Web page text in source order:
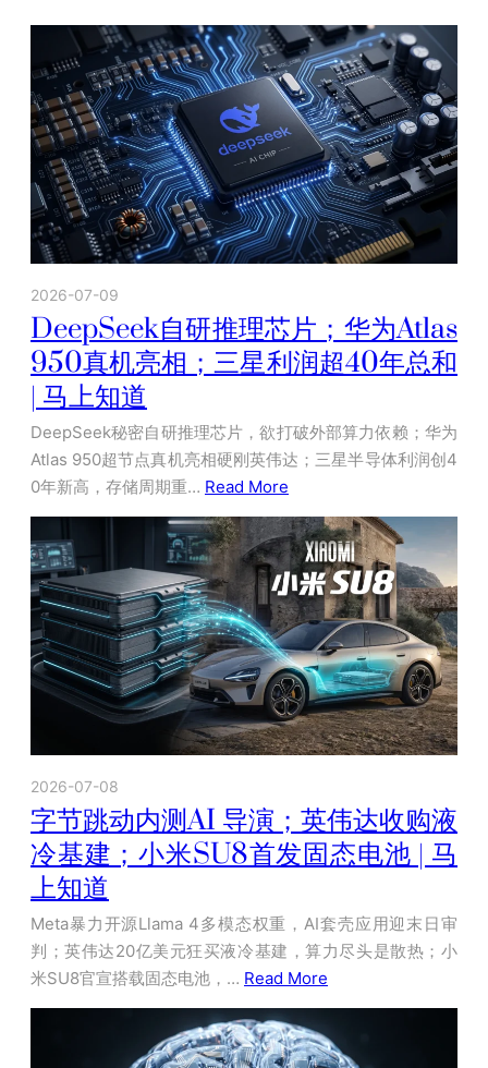
2026-07-09
DeepSeek自研推理芯片；华为Atlas
950真机亮相；三星利润超40年总和
| 马上知道
DeepSeek秘密自研推理芯片，欲打破外部算力依赖；华为
Atlas 950超节点真机亮相硬刚英伟达；三星半导体利润创4
0年新高，存储周期重… Read More
2026-07-08
字节跳动内测AI 导演；英伟达收购液
冷基建；小米SU8首发固态电池 | 马
上知道
Meta暴力开源Llama 4多模态权重，AI套壳应用迎末日审
判；英伟达20亿美元狂买液冷基建，算力尽头是散热；小
米SU8官宣搭载固态电池，… Read More